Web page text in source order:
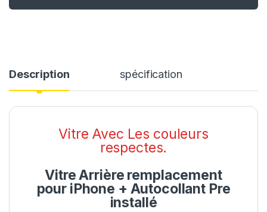
Description spécification
Vitre Avec Les couleurs
respectes.
Vitre Arrière remplacement
pour iPhone + Autocollant Pre
installé